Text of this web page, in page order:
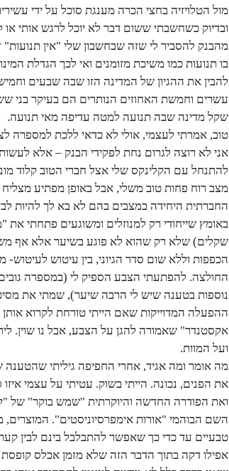
מול הטלויזיה בחצי הכרה מענגת סוכל על ידי
ובדיוק כשחשבתי ששום דבר לא יוכל לרגש אותי
מהבנק להסביר לי שזה שבחשבון שלי "אין
בו תנועות כמו משיכת מזומנים ואי לכך הגדלת
להבין את ההגיון של המדינה הזו שבה שבעים
עשרים וחמשת האחוזים הנותרים הם בעיקר בני
שקל מדינה שבה תנועה למטה עדיפה מאי תנועה.
טוב, אמרתי לעצמי, אולי לא כדאי ללכת למספרה
אני לא רוצה לגרום נחת לפקידי הבנק – אלא
להתנחל עם הקלינקס שלי אצל חברי הטוב קלוד
מצב רוח פחות טוב משלי, אבל באופן מפתיע
החברתית היחידה במצבים בהם לא בא לך להיות
שקלים) שלא רק שהוא לא פוגע בשיער אלא אף
הכפפות וללא שום סדר הגיוני, בין עיטוש
החולצה. להפתעתי הצבע הספיק לי (במספרה
נוספות בטענה שיש לי הרבה שיער), שמתי את
ההפעלה המדוייקות שאם הייתי טורחת לקרוא
אקסטנדר" שאמורה להגן על הצבע, אבל נו שוין.
ועל המוות.
מה אומר ומה אגיד, אחרי החפיפה גיליתי
את הפנים, נכונה. הייתי בשוק. עטיתי על עצמי
השם הבוהמי "אורות אימפרסיוניסטים".
טבעיים עד כדי כך שאפשר להתבלבל בינם לבין
אפילו דקה בתוך הדבר הזה שלא מזמן אכלס קופסת